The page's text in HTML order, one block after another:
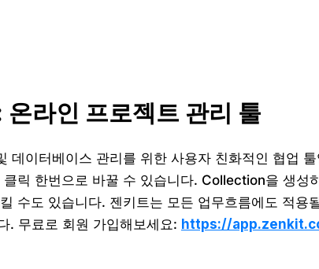
온라인 프로젝트 관리 툴
데이터베이스 관리를 위한 사용자 친화적인 협업
릭 한번으로 바꿀 수 있습니다. Collection을 생성
수도 있습니다. 젠키트는 모든 업무흐름에도 적
. 무료로 회원 가입해보세요: https://